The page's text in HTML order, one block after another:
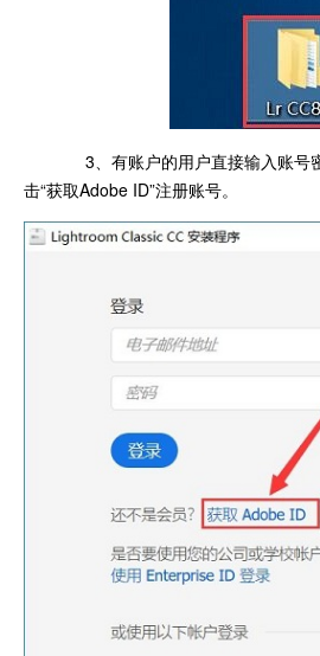
3、有账户的用户直接输入账号
击“获取Adobe ID”注册账号。